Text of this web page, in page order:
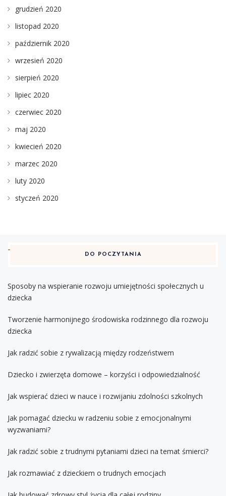
grudzień 2020
listopad 2020
październik 2020
wrzesień 2020
sierpień 2020
lipiec 2020
czerwiec 2020
maj 2020
kwiecień 2020
marzec 2020
luty 2020
styczeń 2020
DO POCZYTANIA
Sposoby na wspieranie rozwoju umiejętności społecznych u
dziecka
Tworzenie harmonijnego środowiska rodzinnego dla rozwoju
dziecka
Jak radzić sobie z rywalizacją między rodzeństwem
Dziecko i zwierzęta domowe – korzyści i odpowiedzialność
Jak wspierać dzieci w nauce i rozwijaniu zdolności szkolnych
Jak pomagać dziecku w radzeniu sobie z emocjonalnymi
wyzwaniami?
Jak radzić sobie z trudnymi pytaniami dzieci na temat śmierci?
Jak rozmawiać z dzieckiem o trudnych emocjach